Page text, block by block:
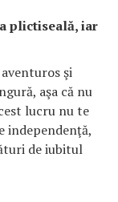
plictiseală, iar
şi
aşa că nu
lucru nu te
independenţă,
de iubitul